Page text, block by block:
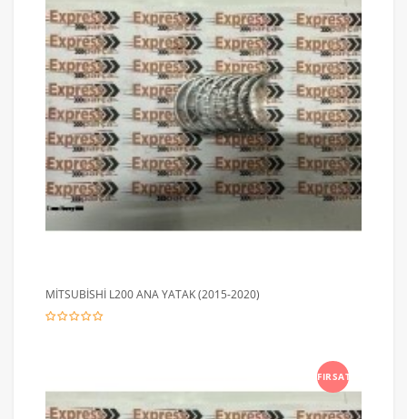
MİTSUBİSHİ L200 ANA YATAK (2015-2020)
FIRSAT